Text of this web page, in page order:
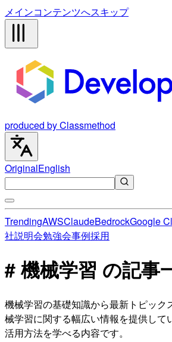
メインコンテンツへスキップ
produced by Classmethod
OriginalEnglish
TrendingAWSClaudeBedrockGoogle
社説明会勉強会事例採用
# 機械学習 の記事
機械学習の基礎知識から最新トピック
械学習に関する幅広い情報を提供して
活用方法を学べる内容です。